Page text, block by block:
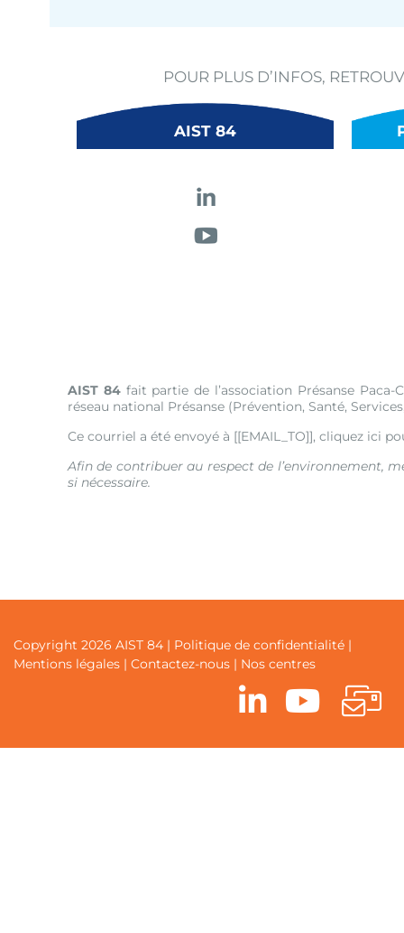
POUR PLUS D’INFOS,
AIST 84
AIST 84fait partie de l’association Présanse Paca-
réseau national Présanse (Prévention, Santé,
Ce courriel a été envoyé à [[EMAIL_TO]], cliquez ici
Afin de contribuer au respect de l’environnement,
si nécessaire.
Copyright 2026 AIST 84 | Politique de confidentialité |
Mentions légales | Contactez-nous | Nos centres